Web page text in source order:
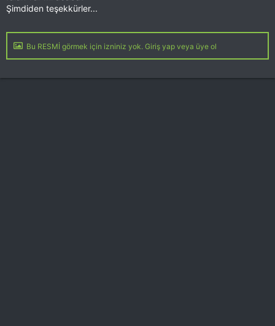
Şimdiden teşekkürler...
Bu RESMİ görmek için izniniz yok. Giriş yap veya üye ol